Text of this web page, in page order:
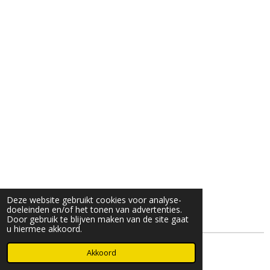
Deze website gebruikt cookies voor analyse-
doeleinden en/of het tonen van advertenties.
Door gebruik te blijven maken van de site gaat
u hiermee akkoord.
Akkoord
© 2025- 2026 Djöz mode